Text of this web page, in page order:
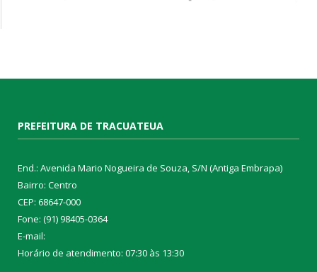
PREFEITURA DE TRACUATEUA
End.: Avenida Mario Nogueira de Souza, S/N (Antiga Embrapa)
Bairro: Centro
CEP: 68647-000
Fone: (91) 98405-0364
E-mail:
Horário de atendimento: 07:30 às 13:30